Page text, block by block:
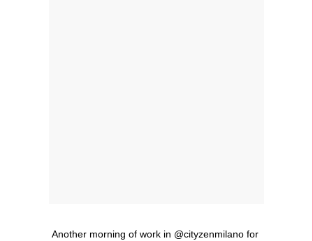
Another morning of work in @cityzenmilano for